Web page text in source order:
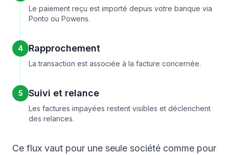
Le paiement reçu est importé depuis votre banque via
Ponto ou Powens.
4 Rapprochement
La transaction est associée à la facture concernée.
5 Suivi et relance
Les factures impayées restent visibles et déclenchent
des relances.
Ce flux vaut pour une seule société comme pour